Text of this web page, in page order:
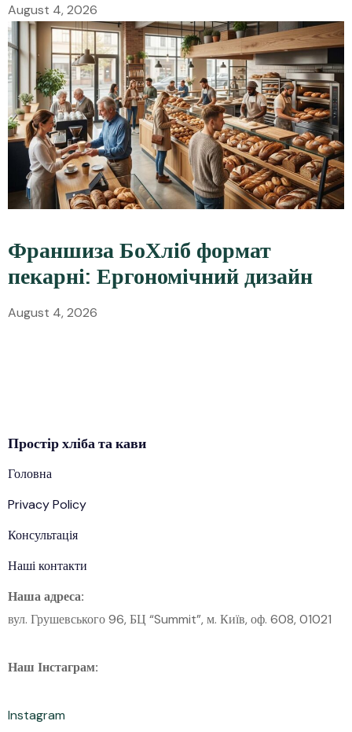
August 4, 2026
Франшиза БоХліб формат
пекарні: Ергономічний дизайн
August 4, 2026
Простірхлібата кави
Головна
Privacy Policy
Консультація
Наші контакти
Наша адреса:
вул. Грушевського 96, БЦ “Summit”, м. Київ, оф. 608, 01021
Наш Інстаграм:
Instagram